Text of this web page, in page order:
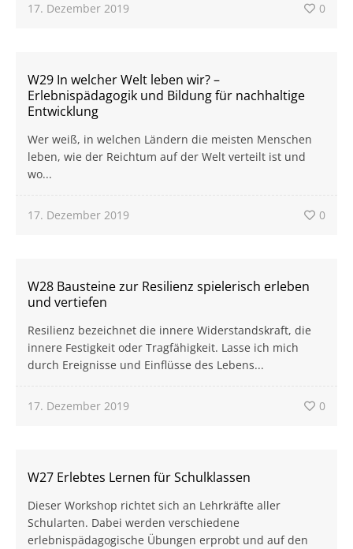
17. Dezember 2019 0
W29 In welcher Welt leben wir? –
Erlebnispädagogik und Bildung für nachhaltige
Entwicklung
Wer weiß, in welchen Ländern die meisten Menschen
leben, wie der Reichtum auf der Welt verteilt ist und
wo...
17. Dezember 2019 0
W28 Bausteine zur Resilienz spielerisch erleben
und vertiefen
Resilienz bezeichnet die innere Widerstandskraft, die
innere Festigkeit oder Tragfähigkeit. Lasse ich mich
durch Ereignisse und Einflüsse des Lebens...
17. Dezember 2019 0
W27 Erlebtes Lernen für Schulklassen
Dieser Workshop richtet sich an Lehrkräfte aller
Schularten. Dabei werden verschiedene
erlebnispädagogische Übungen erprobt und auf den